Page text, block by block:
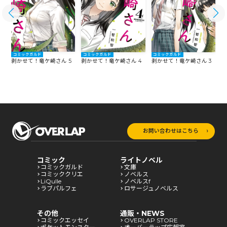
コミックガルド
剥かせて！竜ケ崎さん 5
コミックガルド
剥かせて！竜ケ崎さん 4
コミックガルド
剥かせて！竜ケ崎さん 3
お問い合わせはこちら
コミック
コミックガルド
コミッククリエ
LiQulle
ラブパルフェ
ライトノベル
文庫
ノベルス
ノベルスf
ロサージュノベルス
その他
コミックエッセイ
通販・NEWS
OVERLAP STORE